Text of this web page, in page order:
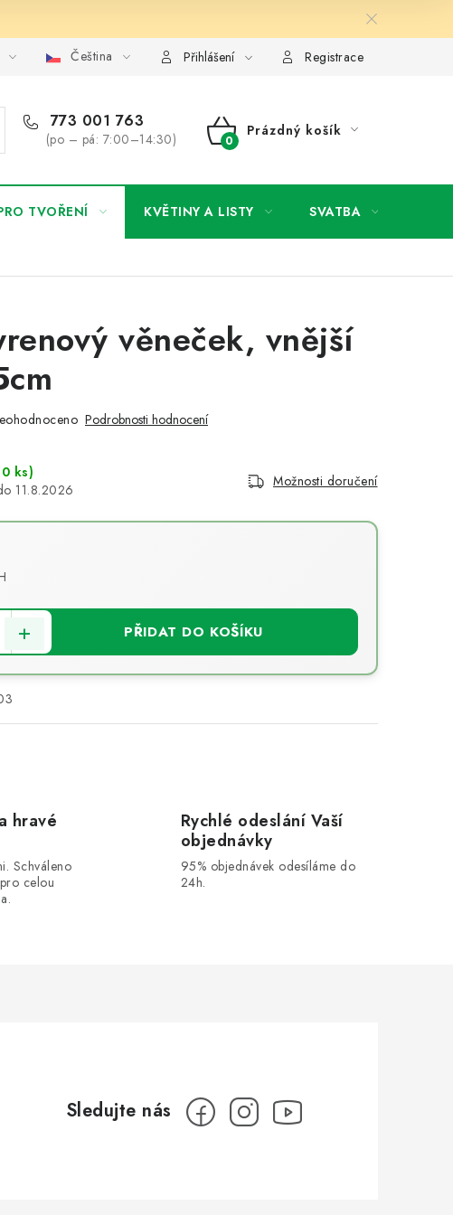
ochrany osobních údajů Jak získat lepší ceny? Moje objednávka
Čeština Přihlášení Registrace
773 001 763
(po – pá: 7:00–14:30)
NÁKUPNÍ
Prázdný košík
TVOŘENÍ KVĚTINY A LISTY SVATBA
věneček, vnější
Podrobnosti hodnocení
ks)
11.8.2026
Možnosti doručení
PŘIDAT DO KOŠÍKU
hravé
Schváleno
celou
Rychlé odeslání Vaší
objednávky
95% objednávek odesíláme do
24h.